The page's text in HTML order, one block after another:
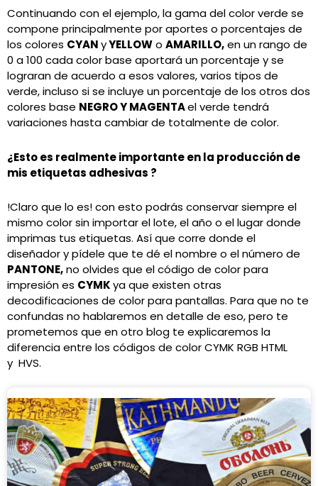
Continuando con el ejemplo, la gama del color verde se
compone principalmente por aportes o porcentajes de
los colores CYANyYELLOWo AMARILLO,en un rango de
0 a 100 cada color base aportará un porcentaje y se
lograran de acuerdo a esos valores, varios tipos de
verde, incluso si se incluye un porcentaje de los otros dos
colores base NEGRO Y MAGENTAel verde tendrá
variaciones hasta cambiar de totalmente de color.
¿Esto es realmente importante en la producción de
mis etiquetas adhesivas ?
!Claro que lo es! con esto podrás conservar siempre el
mismo color sin importar el lote, el año o el lugar donde
imprimas tus etiquetas. Así que corre donde el
diseñador y pídele que te dé el nombre o el número de
PANTONE,no olvides que el código de color para
impresión es CYMKya que existen otras
decodificaciones de color para pantallas. Para que no te
confundas no hablaremos en detalle de eso, pero te
prometemos que en otro blog te explicaremos la
diferencia entre los códigos de color CYMK RGB HTML
y HVS.